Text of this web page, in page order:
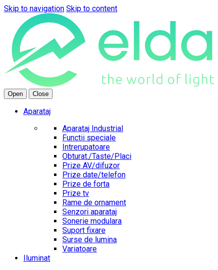
Skip to navigation Skip to content
Open Close
Aparataj
Aparataj Industrial
Functii speciale
Intrerupatoare
Obturat./Taste/Placi
Prize AV/difuzor
Prize date/telefon
Prize de forta
Prize tv
Rame de ornament
Senzori aparataj
Sonerie modulara
Suport fixare
Surse de lumina
Variatoare
Iluminat